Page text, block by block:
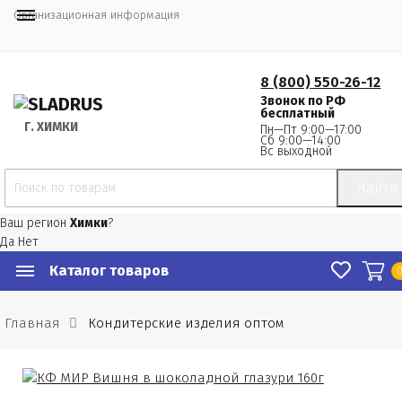
Организационная информация
Г. ХИМКИ
8 (800) 550-26-12
Звонок по РФ
бесплатный
Пн—Пт 9:00—17:00
Сб 9:00—14:00
Вс выходной
Ваш регион Химки?
Да Нет
Каталог товаров
Главная Кондитерские изделия оптом